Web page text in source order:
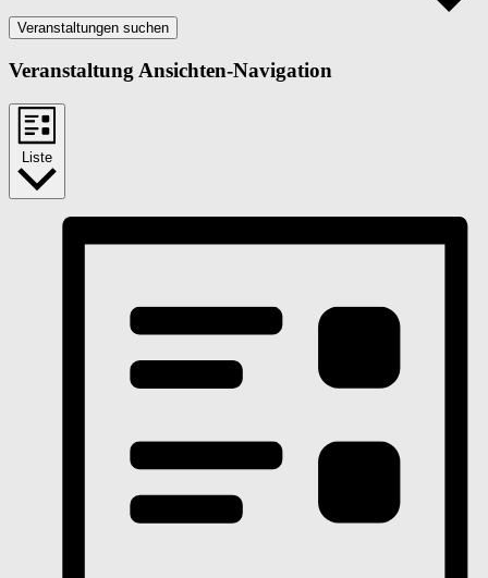
Veranstaltungen suchen
Veranstaltung Ansichten-Navigation
Liste